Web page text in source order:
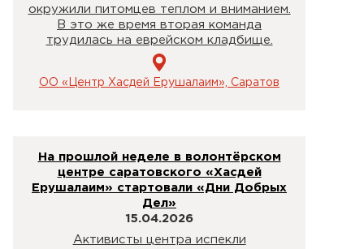
окружили питомцев теплом и вниманием.
В это же время вторая команда
трудилась на еврейском кладбище.
ОО «Центр Хасдей Ерушалаим», Саратов
На прошлой неделе в волонтёрском
центре саратовского «Хасдей
Ерушалаим» стартовали «Дни Добрых
Дел»
15.04.2026
Активисты центра испекли